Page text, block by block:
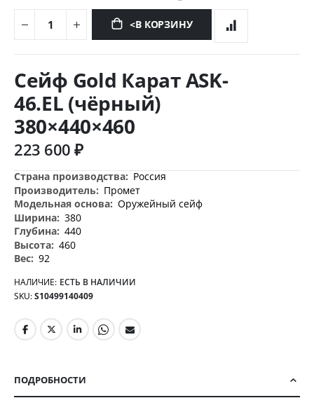
<В КОРЗИНУ
началу
изображений
Сейф Gold Карат ASK-
46.EL (чёрный)
380×440×460
223 600 ₽
Дополнительная
информация
Россия
Промет
Оружейный сейф
380
440
460
92
НАЛИЧИЕ: ЕСТЬ В НАЛИЧИИ
SKU S10499140409
ПОДРОБНОСТИ